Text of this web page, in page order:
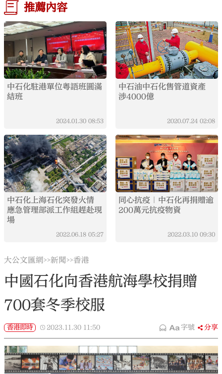
推薦內容
中石化駐港單位粵語班圓滿
結班
2024.01.30 08:53
中石油中石化售管道資產
涉4000億
2020.07.24 02:08
中石化上海石化突發火情
應急管理部派工作組趕赴現
場
2022.06.18 05:27
同心抗疫｜中石化再捐贈逾
200萬元抗疫物資
2022.03.10 09:30
大公文匯網>>新聞>>香港
中國石化向香港航海學校捐贈
700套冬季校服
香港即時 2023.11.30 11:50 字號 分享